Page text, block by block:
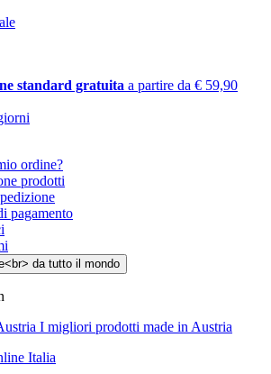
standard gratuita a partire da € 59,90
ordine?
prodotti
pagamento
I migliori prodotti made in Austria